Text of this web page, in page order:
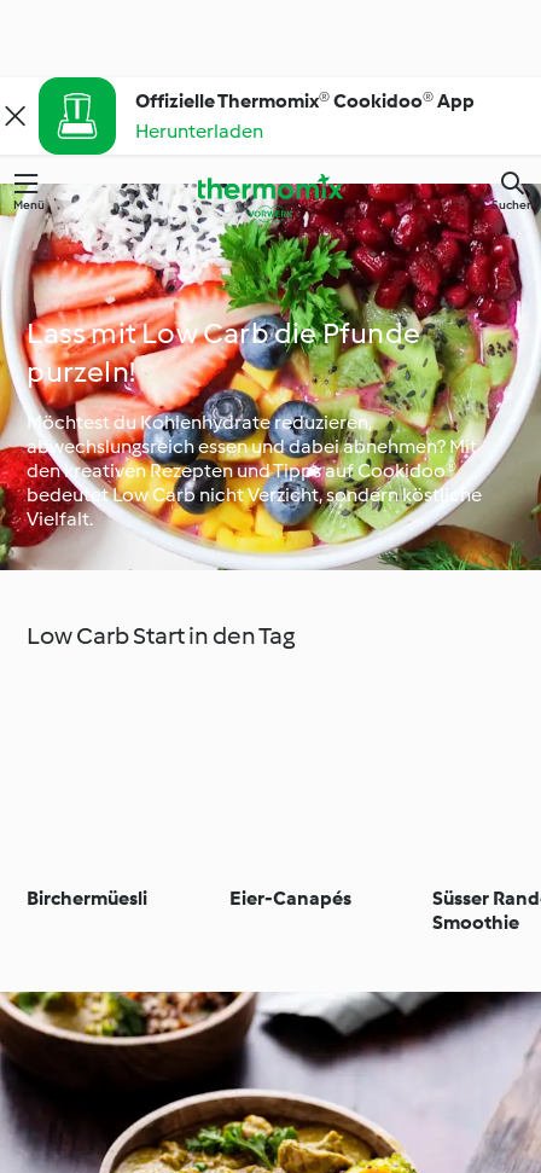
Offizielle Thermomix® Cookidoo® App
Herunterladen
Menü Suchen
Lass mit Low Carb die Pfunde
purzeln!
Möchtest du Kohlenhydrate reduzieren,
abwechslungsreich essen und dabei abnehmen? Mit
den kreativen Rezepten und Tipps auf Cookidoo®
bedeutet Low Carb nicht Verzicht, sondern köstliche
Vielfalt.
Low Carb Start in den Tag
Birchermüesli Eier-Canapés
Süsser
Smoothie